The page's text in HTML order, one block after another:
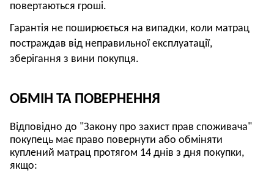
повертаються гроші.
Гарантія не поширюється на випадки, коли матрац
постраждав від неправильної експлуатації,
зберігання з вини покупця.
ОБМІН ТА ПОВЕРНЕННЯ
Відповідно до "Закону про захист прав споживача"
покупець має право повернути або обміняти
куплений матрац протягом 14 днів з дня покупки,
якщо: